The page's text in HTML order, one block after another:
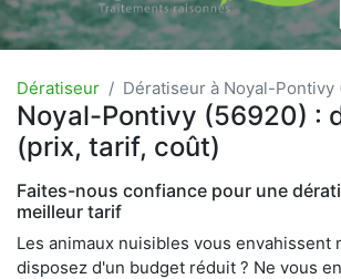
Dératiseur Dératiseur à Noyal-Pontivy
Noyal-Pontivy (56920) :
(prix, tarif, coût)
Faites-nous confiance pour une
meilleur tarif
Les animaux nuisibles vous envahissent
disposez d'un budget réduit ? Ne vous